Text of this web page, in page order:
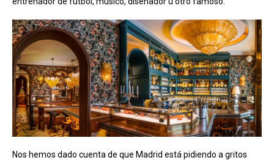
Nos hemos dado cuenta de que Madrid está pidiendo a gritos